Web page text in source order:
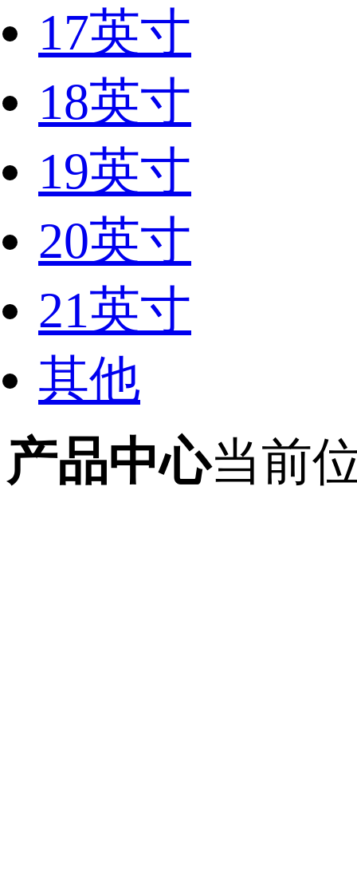
17英寸
18英寸
19英寸
20英寸
21英寸
其他
产品中心当前